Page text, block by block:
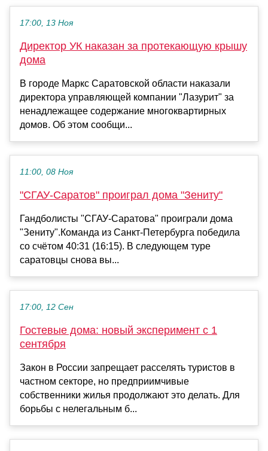
17:00, 13 Ноя
Директор УК наказан за протекающую крышу
дома
В городе Маркс Саратовской области наказали
директора управляющей компании "Лазурит" за
ненадлежащее содержание многоквартирных
домов. Об этом сообщи...
11:00, 08 Ноя
"СГАУ-Саратов" проиграл дома "Зениту"
Гандболисты "СГАУ-Саратова" проиграли дома
"Зениту".Команда из Санкт-Петербурга победила
со счётом 40:31 (16:15). В следующем туре
саратовцы снова вы...
17:00, 12 Сен
Гостевые дома: новый эксперимент с 1
сентября
Закон в России запрещает расселять туристов в
частном секторе, но предприимчивые
собственники жилья продолжают это делать. Для
борьбы с нелегальным б...